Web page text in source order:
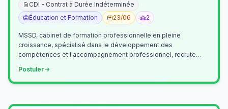
CDI - Contrat à Durée Indéterminée
Éducation et Formation
23/06 2
MSSD, cabinet de formation professionnelle en pleine
croissance, spécialisé dans le développement des
compétences et l'accompagnement professionnel, recrute
Postuler